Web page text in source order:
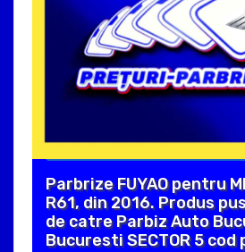
Parbrize FUYAO pentru
R61, din 2016. Produs
de catre Parbiz Auto
Bucuresti SECTOR 5